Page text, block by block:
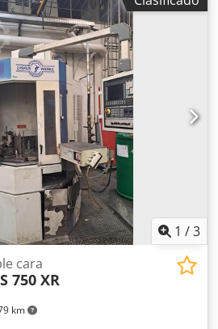
Husillo de rectificado 1: 37 kW
Husillo de rectificado 2: 37 kW
rectificado de bielas Con 2
Dsdpfxewi Nh No Aqpskr *
1 /3
km
cara
750 XR